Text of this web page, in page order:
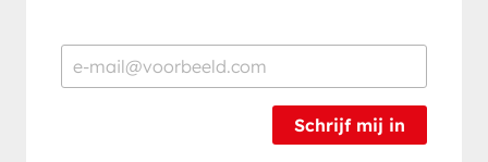
Schrijf mij in